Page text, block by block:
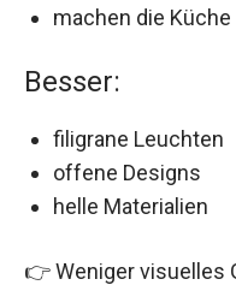
machen die
Besser:
filigrane Leuchten
offene Designs
helle Materialien
👉 Weniger visuelles